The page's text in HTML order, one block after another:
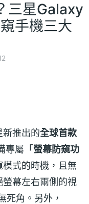
三星Galaxy
手機三大
新推出的全球首款
專屬「螢幕防窺功
模式的時機，且無
幕左右兩側的視
死角。另外，